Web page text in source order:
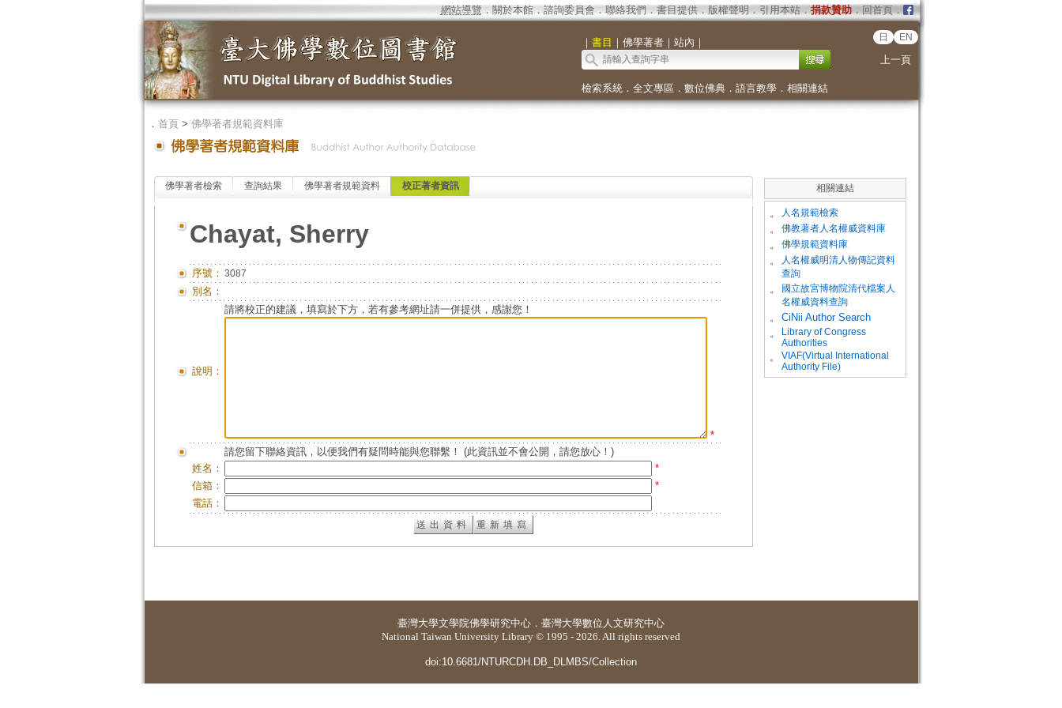
網站導覽 ． 關於本館． 諮詢委員會． 聯絡我們 ． 書目提供． 版權聲明 ． 引用本站． 捐款贊助．回首頁．
｜ 書目 ｜ 佛學著者｜ 站內 ｜ 日 EN
上一頁
檢索系統． 全文專區 ． 數位佛典． 語言教學． 相關連結
． 首頁> 佛學著者規範資料庫
佛學著者檢索 查詢結果 佛學著者規範資料 校正著者資訊
Chayat, Sherry
序號： 3087
別名：
說明：
請將校正的建議，填寫於下方，若有參考網址請一併提供，感謝您！
*
請您留下聯絡資訊，以便我們有疑問時能與您聯繫！ (此資訊並不會公開，請您放心！)
姓名：
*
信箱：
*
電話：
相關連結
。 人名規範檢索
。 佛教著者人名權威資料庫
。 佛學規範資料庫
。
人名權威明清人物傳記資料
查詢
。
國立故宮博物院清代檔案人
名權威資料查詢
。
CiNii Author Search
。
Library of Congress
Authorities
。
VIAF(Virtual International
Authority File)
臺灣大學文學院佛學研究中心 ． 臺灣大學數位人文研究中心
National Taiwan University Library © 1995 - 2026. All rights reserved
doi:10.6681/NTURCDH.DB_DLMBS/Collection